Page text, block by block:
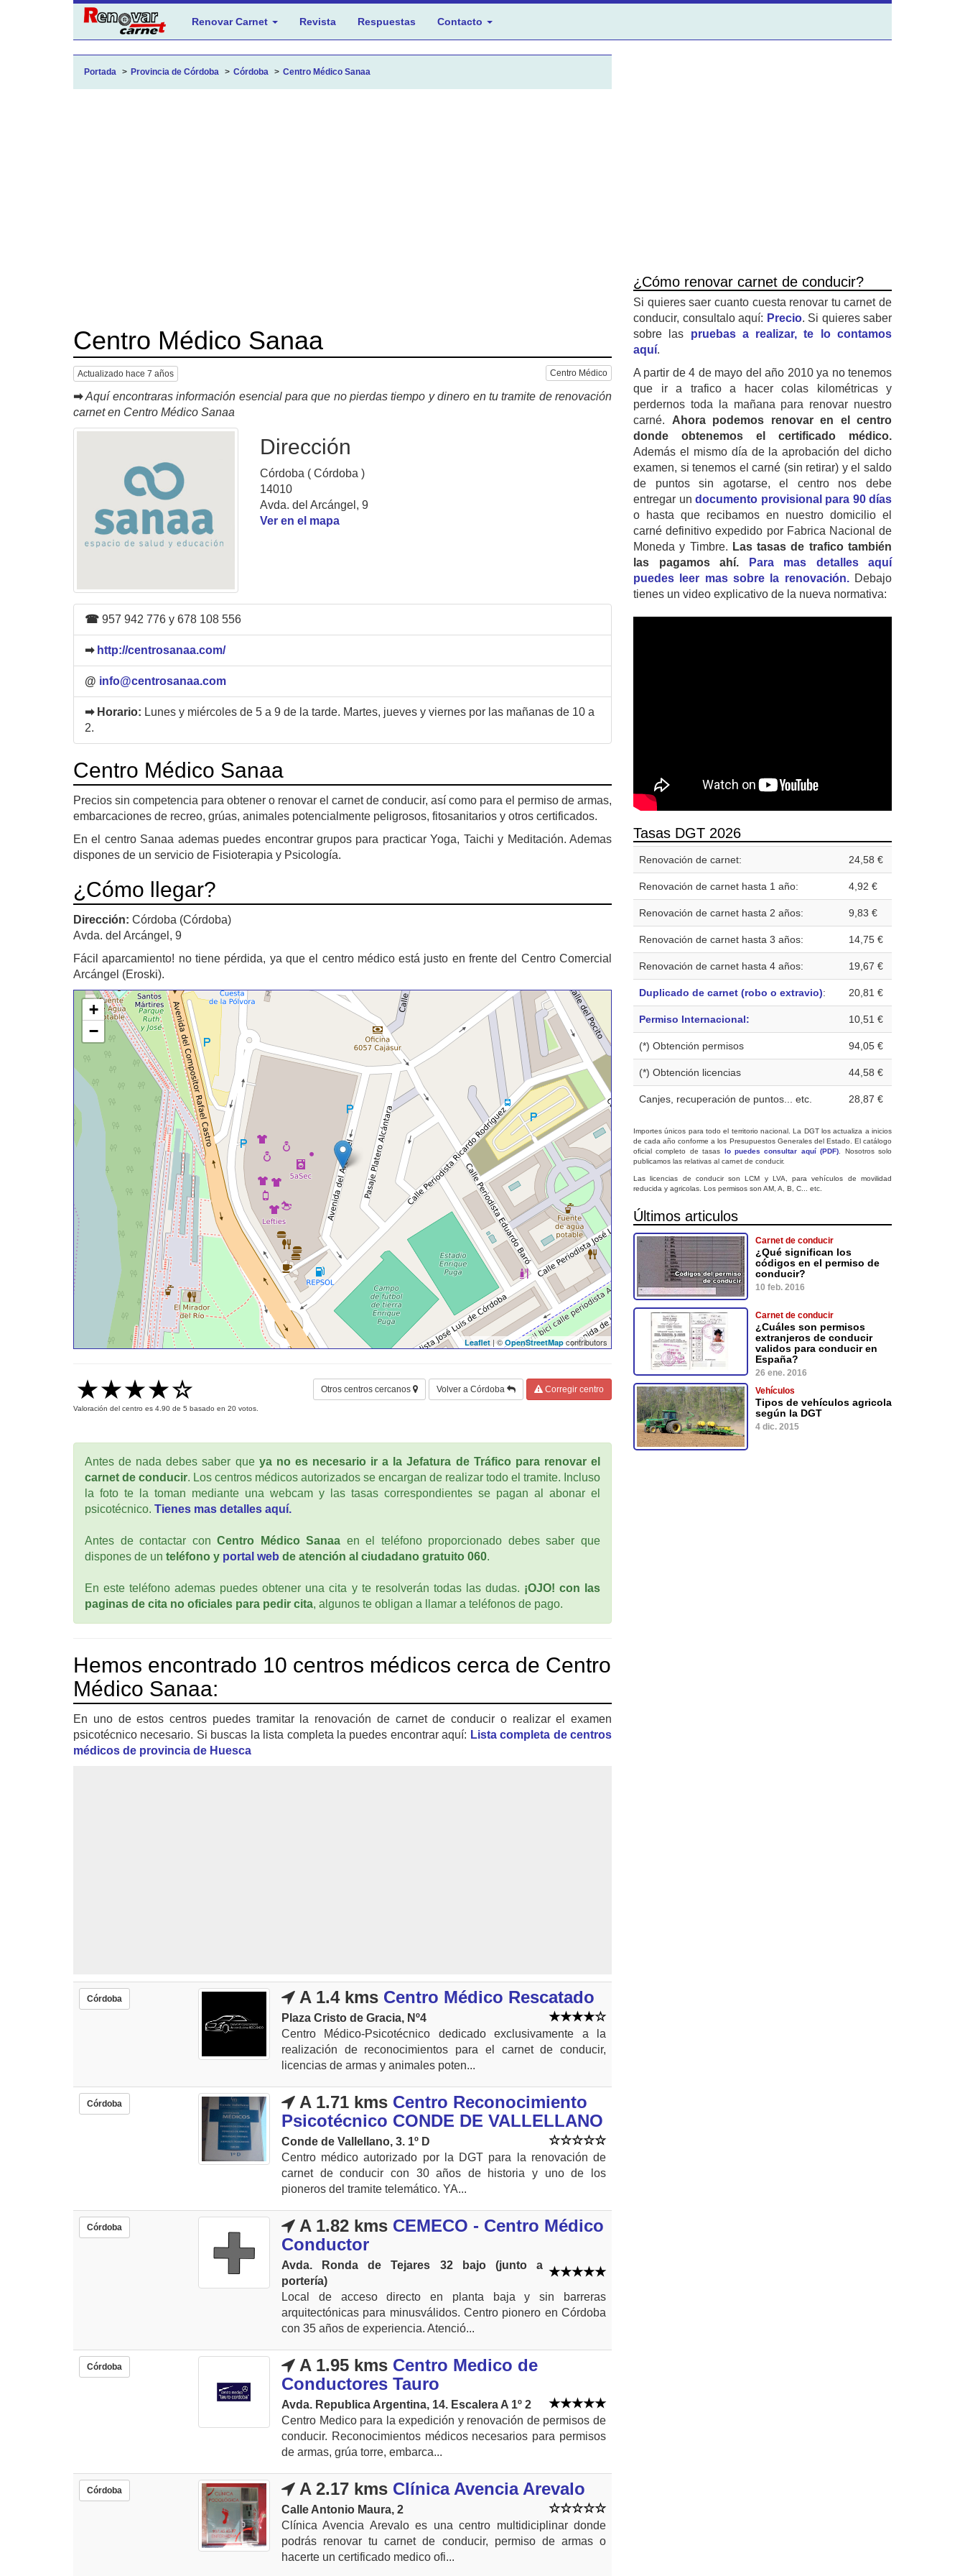
Renovar Carnet Revista Respuestas Contacto
Portada Provincia de Córdoba Córdoba Centro Médico Sanaa
Centro Médico Sanaa
Actualizado hace 7 años Centro Médico
➡ Aquí encontraras información esencial para que no pierdas tiempo y dinero en tu tramite de renovación
carnet en Centro Médico Sanaa
Dirección
Córdoba ( Córdoba )
14010
Avda. del Arcángel, 9
Ver en el mapa
☎ 957 942 776 y 678 108 556
➡ http://centrosanaa.com/
@ info@centrosanaa.com
➡ Horario: Lunes y miércoles de 5 a 9 de la tarde. Martes, jueves y viernes por las mañanas de 10 a
2.
Centro Médico Sanaa
Precios sin competencia para obtener o renovar el carnet de conducir, así como para el permiso de armas,
embarcaciones de recreo, grúas, animales potencialmente peligrosos, fitosanitarios y otros certificados.
En el centro Sanaa ademas puedes encontrar grupos para practicar Yoga, Taichi y Meditación. Ademas
dispones de un servicio de Fisioterapia y Psicología.
¿Cómo llegar?
Dirección: Córdoba (Córdoba)
Avda. del Arcángel, 9
Fácil aparcamiento! no tiene pérdida, ya que el centro médico está justo en frente del Centro Comercial
Arcángel (Eroski).
+
−
Leaflet | © OpenStreetMap contributors
Valoración del centro es 4.90 de 5 basado en 20 votos.
Otros centros cercanos Volver a Córdoba Corregir centro
Antes de nada debes saber que ya no es necesario ir a la Jefatura de Tráfico para renovar el
carnet de conducir. Los centros médicos autorizados se encargan de realizar todo el tramite. Incluso
la foto te la toman mediante una webcam y las tasas correspondientes se pagan al abonar el
psicotécnico. Tienes mas detalles aquí.
Antes de contactar conCentro Médico Sanaa en el teléfono proporcionado debes saber que
dispones de un teléfono y portal web de atención al ciudadano gratuito 060.
En este teléfono ademas puedes obtener una cita y te resolverán todas las dudas. ¡OJO! con las
paginas de cita no oficiales para pedir cita, algunos te obligan a llamar a teléfonos de pago.
Hemos encontrado 10 centros médicos cerca de Centro
Médico Sanaa:
En uno de estos centros puedes tramitar la renovación de carnet de conducir o realizar el examen
psicotécnico necesario. Si buscas la lista completa la puedes encontrar aquí: Lista completa de centros
médicos de provincia de Huesca
Córdoba A 1.4 kms Centro Médico Rescatado
Plaza Cristo de Gracia, Nº4
Centro Médico-Psicotécnico dedicado exclusivamente a la
realización de reconocimientos para el carnet de conducir,
licencias de armas y animales poten...
Córdoba A 1.71 kms Centro Reconocimiento
Psicotécnico CONDE DE VALLELLANO
Conde de Vallellano, 3. 1º D
Centro médico autorizado por la DGT para la renovación de
carnet de conducir con 30 años de historia y uno de los
pioneros del tramite telemático. YA...
Córdoba A 1.82 kms CEMECO - Centro Médico
Conductor
Avda. Ronda de Tejares 32 bajo (junto a
portería)
Local de acceso directo en planta baja y sin barreras
arquitectónicas para minusválidos. Centro pionero en Córdoba
con 35 años de experiencia. Atenció...
Córdoba A 1.95 kms Centro Medico de
Conductores Tauro
Avda. Republica Argentina, 14. Escalera A 1º 2
Centro Medico para la expedición y renovación de permisos de
conducir. Reconocimientos médicos necesarios para permisos
de armas, grúa torre, embarca...
Córdoba A 2.17 kms Clínica Avencia Arevalo
Calle Antonio Maura, 2
Clínica Avencia Arevalo es una centro multidiciplinar donde
podrás renovar tu carnet de conducir, permiso de armas o
hacerte un certificado medico ofi...
¿Cómo renovar carnet de conducir?
Si quieres saer cuanto cuesta renovar tu carnet de
conducir, consultalo aquí: Precio. Si quieres saber
sobre las pruebas a realizar, te lo contamos
aquí.
A partir de 4 de mayo del año 2010 ya no tenemos
que ir a trafico a hacer colas kilométricas y
perdernos toda la mañana para renovar nuestro
carné. Ahora podemos renovar en el centro
donde obtenemos el certificado médico.
Además el mismo día de la aprobación del dicho
examen, si tenemos el carné (sin retirar) y el saldo
de puntos sin agotarse, el centro nos debe
entregar un documento provisional para 90 días
o hasta que recibamos en nuestro domicilio el
carné definitivo expedido por Fabrica Nacional de
Moneda y Timbre. Las tasas de trafico también
las pagamos ahí.
Para mas detalles aquí
puedes leer mas sobre la renovación.Debajo
tienes un video explicativo de la nueva normativa:
Tasas DGT 2026
Renovación de carnet: 24,58 €
Renovación de carnet hasta 1 año: 4,92 €
Renovación de carnet hasta 2 años: 9,83 €
Renovación de carnet hasta 3 años: 14,75 €
Renovación de carnet hasta 4 años: 19,67 €
Duplicado de carnet (robo o extravio): 20,81 €
Permiso Internacional: 10,51 €
(*) Obtención permisos 94,05 €
(*) Obtención licencias 44,58 €
Canjes, recuperación de puntos... etc. 28,87 €
Importes únicos para todo el territorio nacional. La DGT los actualiza a inicios
de cada año conforme a los Presupuestos Generales del Estado. El catálogo
oficial completo de tasas lo puedes consultar aquí (PDF) . Nosotros solo
publicamos las relativas al carnet de conducir.
Las licencias de conducir son LCM y LVA, para vehículos de movilidad
reducida y agricolas. Los permisos son AM, A, B, C... etc.
Últimos articulos
Carnet de conducir
¿Qué significan los
códigos en el permiso de
conducir?
10 feb. 2016
Carnet de conducir
¿Cuáles son permisos
extranjeros de conducir
validos para conducir en
España?
26 ene. 2016
Vehículos
Tipos de vehículos agricola
según la DGT
4 dic. 2015